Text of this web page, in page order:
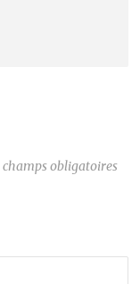
champs obligatoires